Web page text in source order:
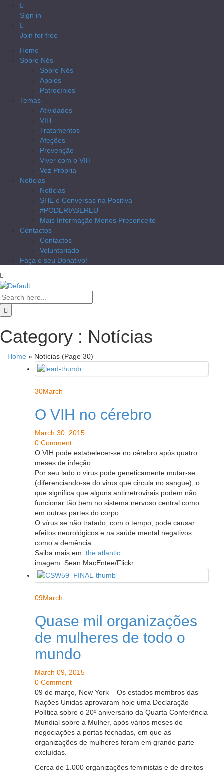
Sign in
Join for free
Home
Sobre Nós
Sobre Nós
Apoios
Patrocínios
Temas
Atividades
VIH
Tratamentos
Afeções
Prevenção
Viver com o VIH
Voz Própria
Notícias
Notícias
SHE e Conversas na Positiva
#PODERIASEREU
Mais Informação Menos Preconceito
Contactos
Contactos
Voluntariado
Faça o seu Donativo!
Category : Notícias
Home » Notícias (Page 30)
30March
O VIH no cérebro
March 30, 2015
0 Comment
O VIH pode estabelecer-se no cérebro após quatro
meses de infeção.
Por seu lado o virus pode geneticamente mutar-se
(diferenciando-se do virus que circula no sangue), o
que significa que alguns antirretrovirais podem não
funcionar tão bem no sistema nervoso central como
em outras partes do corpo.
O vírus se não tratado, com o tempo, pode causar
efeitos neurológicos e na saúde mental negativos
como a demência.
Saiba mais em: the atlantic
imagem: Sean MacEntee/Flickr
09March
Quase mil organizações
de mulheres de todo o
mundo
March 09, 2015
0 Comment
09 de março, New York – Os estados membros das
Nações Unidas aprovaram hoje uma Declaração
Política sobre o 20º aniversário da Quarta Conferência
Mundial sobre a Mulher, após vários meses de
negociações a portas fechadas, em que as
organizações de mulheres foram em grande parte
excluídas.
Cerca de 1.000 organizações feministas e de direitos